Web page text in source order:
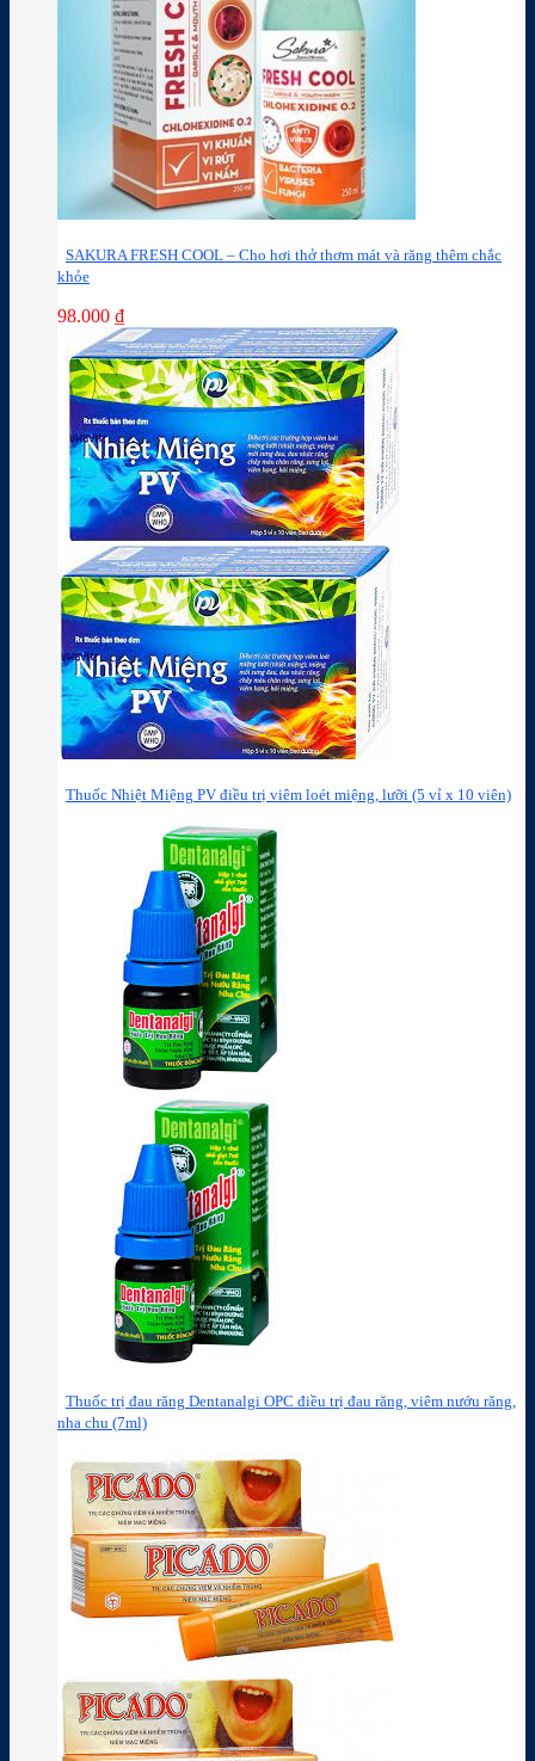
SAKURA FRESH COOL – Cho hơi thở thơm mát và răng thêm chắc
khỏe
98.000 ₫
Thuốc Nhiệt Miệng PV điều trị viêm loét miệng, lưỡi (5 vỉ x 10 viên)
Thuốc trị đau răng Dentanalgi OPC điều trị đau răng, viêm nướu răng,
nha chu (7ml)